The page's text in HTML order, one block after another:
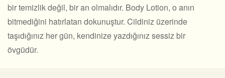
bir temizlik değil, bir an olmalıdır. Body Lotion, o anın
bitmediğini hatırlatan dokunuştur. Cildiniz üzerinde
taşıdığınız her gün, kendinize yazdığınız sessiz bir
övgüdür.